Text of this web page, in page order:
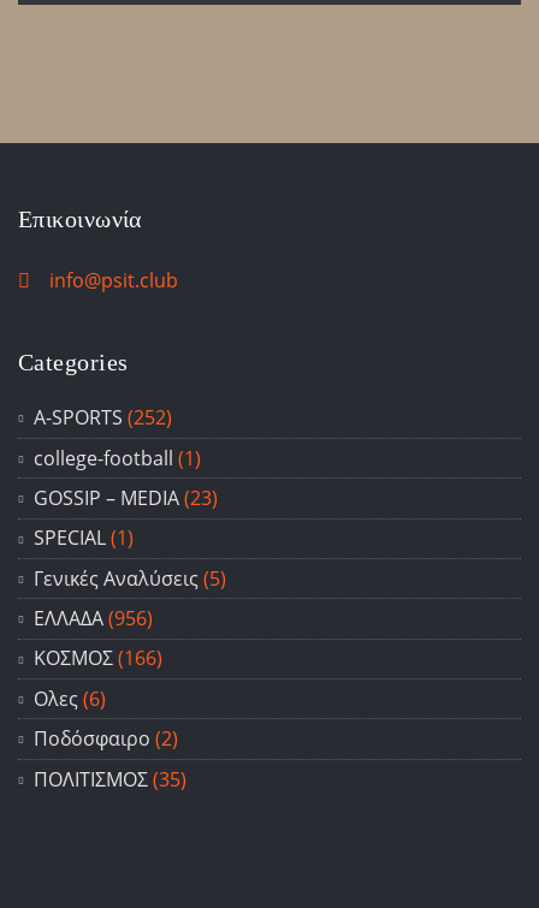
Επικοινωνία
info@psit.club
Categories
A-SPORTS (252)
college-football (1)
GOSSIP – ΜΕDIA(23)
SPECIAL(1)
Γενικές Αναλύσεις (5)
ΕΛΛΑΔΑ(956)
ΚΟΣΜΟΣ(166)
Ολες (6)
Ποδόσφαιρο (2)
ΠΟΛΙΤΙΣΜΟΣ(35)